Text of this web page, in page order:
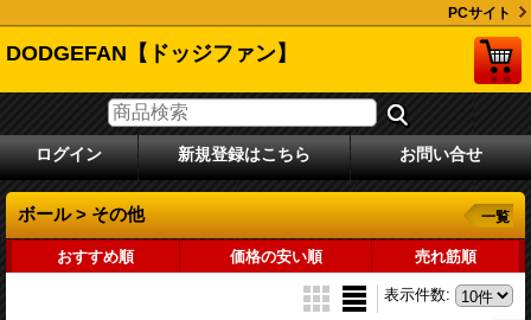
PCサイト
DODGEFAN【ドッジファン】
ログイン 新規登録はこちら お問い合せ
ボール > その他 一覧
おすすめ順 価格の安い順 売れ筋順
表示件数: